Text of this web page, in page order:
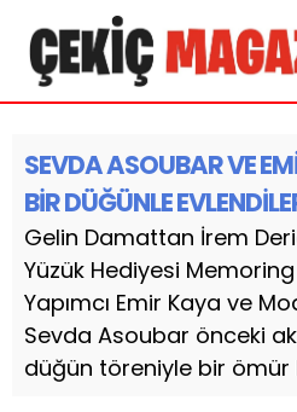
SEVDA ASOUBAR VE
BİR DÜĞÜNLE
Gelin Damattan İrem
Yüzük Hediyesi
Yapımcı Emir Kaya ve
Sevda Asoubar önceki
düğün töreniyle bir ömür